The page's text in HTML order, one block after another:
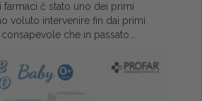
farmaci č stato uno dei primi
voluto intervenire fin dai primi
che in passato...